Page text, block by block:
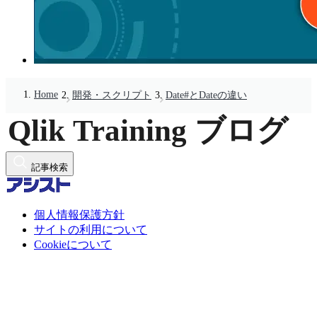
Home 開発・スクリプト Date#とDateの違い
記事検索
個人情報保護方針
サイトの利用について
Cookieについて